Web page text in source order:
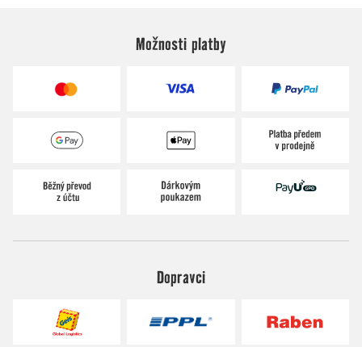
Možnosti platby
Dopravci